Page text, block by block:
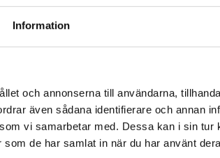
Information
och annonserna till användarna,
även sådana identifierare och annan
vi samarbetar med. Dessa kan i sin tur
de har samlat in när du har använt
fraktregion
besöker studentlitteratur.se via en
Vi erbjuder inte leveranser utanför
slutföra ett köp måste
i Sverige.Läs mer